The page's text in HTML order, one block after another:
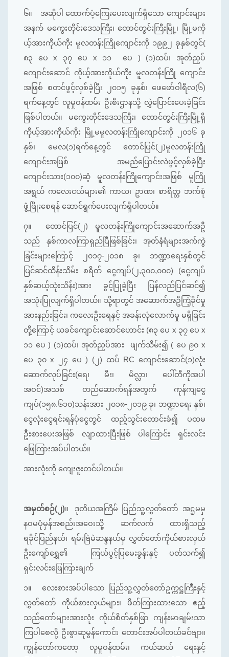
၆။
အဆိုပါ ထောက်ပံ့ကြေးပေးလျက်ရှိသော ကျောင်းများ
အနက် မကွေးတိုင်းဒေသကြီး၊ တောင်တွင်းကြီးမြို့၊ မြို့မကို
ယ့်အားကိုယ်ကိုး မူလတန်းကြိုကျောင်းကို ၁၉၉၂ ခုနှစ်တွင်(
၈၃ ပေ x ၃၇ ပေ x ၁၁ ပေ ) (၁)ထပ်၊ အုတ်ညှပ်
ကျောင်းဆောင် ကိုယ့်အားကိုယ်ကိုး မူလတန်းကြို ကျောင်း
အဖြစ် စတင်ဖွင့်လှစ်ခဲ့ပြီး ၂၀၁၅ ခုနှစ်၊ ဖေဖော်ဝါရီလ(၆)
ရက်နေ့တွင် လူမှုဝန်ထမ်း ဦးစီးဌာနသို့ လွှဲပြောင်းပေးခဲ့ခြင်း
ဖြစ်ပါတယ်။ မကွေးတိုင်းဒေသကြီး၊ တောင်တွင်းကြီးမြို့ရှိ
ကိုယ့်အားကိုယ်ကိုး မြို့မမူလတန်းကြိုကျောင်းကို ၂၀၁၆ ခု
နှစ်၊ မေလ(၁)ရက်နေ့တွင် တောင်ပြင်(၂)မူလတန်းကြို
ကျောင်းအဖြစ် အမည်ပြောင်းလဲဖွင့်လှစ်ခဲ့ပြီး
ကျောင်းသား(၁၀၀)ဆံ့ မူလတန်းကြိုကျောင်းအဖြစ် မူကြို
အရွယ် ကလေးငယ်များ၏ ကာယ၊ ဥာဏ၊ စာရိတ္တ ဘက်စုံ
ဖွံ့ဖြိုးစေရန် ဆောင်ရွက်ပေးလျက်ရှိပါတယ်။
၇။
တောင်ပြင်(၂) မူလတန်းကြိုကျောင်းအဆောက်အဦ
သည် နှစ်ကာလကြာရှည်ပြီဖြစ်ခြင်း၊ အုတ်နံရံများအက်ကွဲ
ခြင်းများကြောင့် ၂၀၁၇-၂၀၁၈ ခု၊ ဘဏ္ဍာရေးနှစ်တွင်
ပြင်ဆင်ထိန်းသိမ်း စရိတ် ငွေကျပ်(၂,၃၀၀,၀၀၀) (ငွေကျပ်
နှစ်ဆယ့်သုံးသိန်း)အား ခွင့်ပြုခဲ့ပြီး ပြန်လည်ပြင်ဆင်၍
အသုံးပြုလျက်ရှိပါတယ်။ သို့ရာတွင် အဆောက်အဦကြံ့ခိုင်မှု
အားနည်းခြင်း၊ ကလေးဦးရေနှင့် အခန်းလုံလောက်မှု မရှိခြင်း
တို့ကြောင့် ယခင်ကျောင်းဆောင်ဟောင်း (၈၃ ပေ x ၃၇ ပေ x
၁၁ ပေ ) (၁)ထပ်၊ အုတ်ညှပ်အား ဖျက်သိမ်း၍ ( ပေ ၉၀ x
ပေ ၃၀ x ၂၄ ပေ ) (၂) ထပ် RC ကျောင်းဆောင်(၁)လုံး
ဆောက်လုပ်ခြင်း(ရေ၊ မီး၊ မိလ္လာ၊ ပေါ်တီကိုအပါ
အဝင်)အသစ် တည်ဆောက်ရန်အတွက် ကုန်ကျငွေ
ကျပ်(၁၅၈.၆၁၀)သန်းအား ၂၀၁၈-၂၀၁၉ ခု၊ ဘဏ္ဍာရေး နှစ်၊
ငွေလုံးငွေရင်းရန်ပုံငွေတွင် ထည့်သွင်းတောင်းခံ၍ ပထမ
ဦးစားပေးအဖြစ် လျာထားပြီးဖြစ် ပါကြောင်း ရှင်းလင်း
ဖြေကြားအပ်ပါတယ်။
အားလုံးကို ကျေးဇူးတင်ပါတယ်။
အမှတ်စဉ်(၂)။
ဒုတိယအကြိမ် ပြည်သူ့လွှတ်တော် အဋ္ဌမမှ
နဝမပုံမှန်အစည်းအဝေးသို့ ဆက်လက် ထားရှိသည့်
ရခိုင်ပြည်နယ်၊ ရမ်းဗြဲမဲဆန္ဒနယ်မှ လွှတ်တော်ကိုယ်စားလှယ်
ဦးကျော်ရွှေ၏ ကြယ်ပွင့်ပြမေးခွန်းနှင့် ပတ်သက်၍
ရှင်းလင်းဖြေကြားချက်
၁။
လေးစားအပ်ပါသော ပြည်သူ့လွှတ်တော်ဥက္ကဋ္ဌကြီးနှင့်
လွှတ်တော် ကိုယ်စားလှယ်များ၊ ဖိတ်ကြားထားသော ဧည့်
သည်တော်များအားလုံး ကိုယ်စိတ်နှစ်ဖြာ ကျန်းမာချမ်းသာ
ကြပါစေလို့ ဦးစွာဆုမွန်ကောင်း တောင်းအပ်ပါတယ်ခင်ဗျာ။
ကျွန်တော်ကတော့ လူမှုဝန်ထမ်း၊ ကယ်ဆယ် ရေးနှင့်